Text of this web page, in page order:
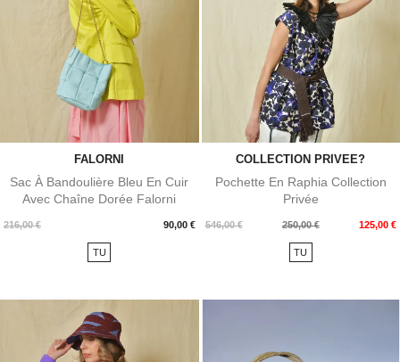
FALORNI
Sac À Bandoulière Bleu En Cuir
Avec Chaîne Dorée Falorni
216,00 € 90,00 €
Prix
TU
COLLECTION PRIVEE?
Pochette En Raphia Collection
Privée
546,00 €
Prix
250,00 € 125,00 €
Prix
TU